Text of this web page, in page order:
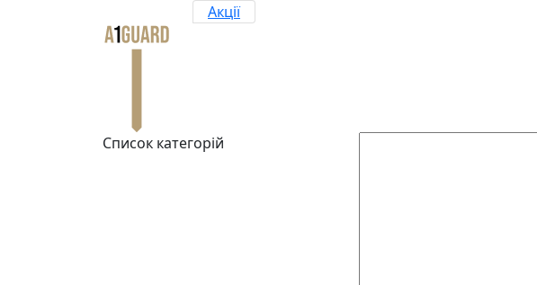
Акції
Список категорій